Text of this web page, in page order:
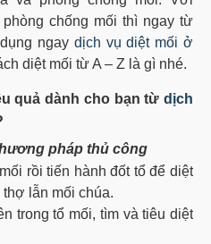
chống mối thì ngay từ
ngay dịch vụ diệt mối ở
diệt mối từ A – Z là gì nhé.
quả dành cho bạn từ dịch
pháp thủ công
rồi tiến hành đốt tổ để diệt
lẫn mối chúa.
trong tổ mối, tìm và tiêu diệt